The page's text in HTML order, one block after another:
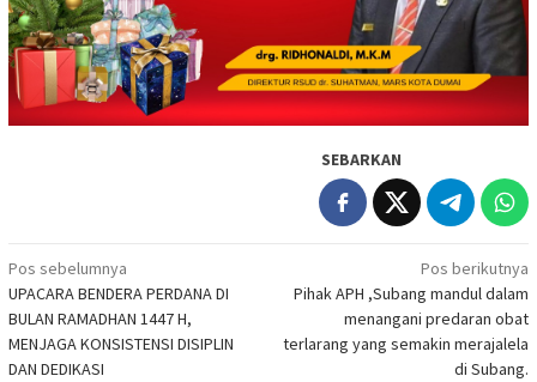
SEBARKAN
Navigasi
pos
Pos sebelumnya
UPACARA BENDERA PERDANA DI
BULAN RAMADHAN 1447 H,
MENJAGA KONSISTENSI DISIPLIN
DAN DEDIKASI
Pos berikutnya
Pihak APH ,Subang mandul dalam
menangani predaran obat
terlarang yang semakin merajalela
di Subang.